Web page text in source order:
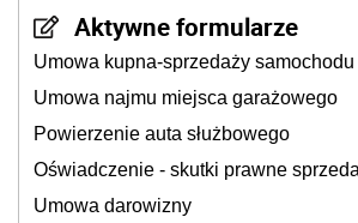
Aktywne formularze
Umowa kupna-sprzedaży samochodu
Umowa najmu miejsca garażowego
Powierzenie auta służbowego
Oświadczenie - skutki prawne
Umowa darowizny